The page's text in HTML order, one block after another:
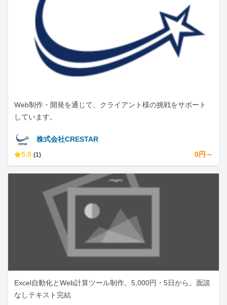
Web制作・開発を通じて、クライアント様の挑戦をサポート
しています。
株式会社CRESTAR
5.0 (1) 0円～
Excel自動化とWeb計算ツール制作。5,000円・5日から。面談
なしテキスト完結